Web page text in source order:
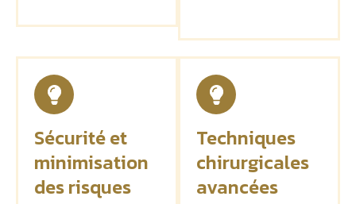
Sécurité et
minimisation
des risques
Techniques
chirurgicales
avancées